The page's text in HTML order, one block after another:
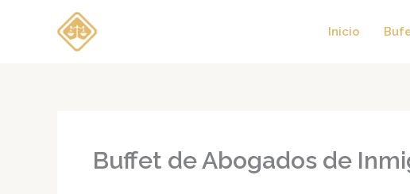
Inicio
Buffet de Abogados de